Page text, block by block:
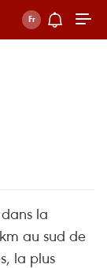
la
au sud de
la plus